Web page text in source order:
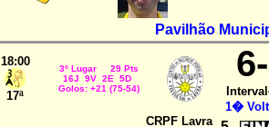
Pavilhão
18:00
17ª
3º Lugar 29 Pts
16J 9V 2E 5D
Golos: +21 (75-54)
1�
CRPF Lavra